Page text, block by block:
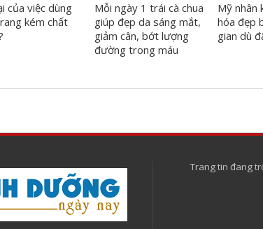
của việc dùng
kém chất
Mỗi ngày 1 trái cà chua
giúp đẹp da sáng mắt,
giảm cân, bớt lượng
đường trong máu
Mỹ nhân
hóa đẹp
gian dù
Trang tin đang